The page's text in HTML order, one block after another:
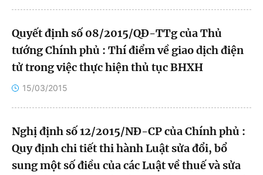
Hồ Chí Minh
Hà Giang
Hà Nam
Hòa Bình
Quyết định số 08/2015/QĐ-TTg của Thủ
tướng Chính phủ : Thí điểm về giao dịch điện
tử trong việc thực hiện thủ tục BHXH
15/03/2015
Nghị định số 12/2015/NĐ-CP của Chính phủ :
Quy định chi tiết thi hành Luật sửa đổi, bổ
sung một số điều của các Luật về thuế và sửa